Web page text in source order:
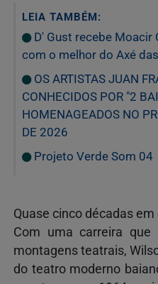
LEIA TAMBÉM:
D' Gust recebe Moacir
com o melhor do Axé
OS ARTISTAS JUAN
CONHECIDOS POR "2
HOMENAGEADOS NO
DE 2026
Projeto Verde Som 04
Quase cinco décadas em
Com uma carreira que
montagens teatrais,
do teatro moderno